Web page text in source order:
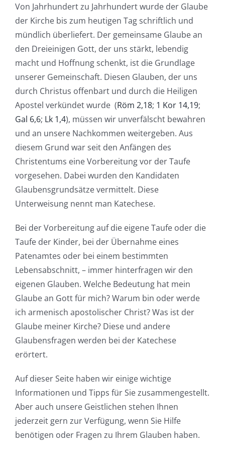
Von Jahrhundert zu Jahrhundert wurde der Glaube
der Kirche bis zum heutigen Tag schriftlich und
mündlich überliefert. Der gemeinsame Glaube an
den Dreieinigen Gott, der uns stärkt, lebendig
macht und Hoffnung schenkt, ist die Grundlage
unserer Gemeinschaft. Diesen Glauben, der uns
durch Christus offenbart und durch die Heiligen
Apostel verkündet wurde (Röm 2,18; 1 Kor 14,19;
Gal 6,6; Lk 1,4), müssen wir unverfälscht bewahren
und an unsere Nachkommen weitergeben. Aus
diesem Grund war seit den Anfängen des
Christentums eine Vorbereitung vor der Taufe
vorgesehen. Dabei wurden den Kandidaten
Glaubensgrundsätze vermittelt. Diese
Unterweisung nennt man Katechese.
Bei der Vorbereitung auf die eigene Taufe oder die
Taufe der Kinder, bei der Übernahme eines
Patenamtes oder bei einem bestimmten
Lebensabschnitt, – immer hinterfragen wir den
eigenen Glauben. Welche Bedeutung hat mein
Glaube an Gott für mich? Warum bin oder werde
ich armenisch apostolischer Christ? Was ist der
Glaube meiner Kirche? Diese und andere
Glaubensfragen werden bei der Katechese
erörtert.
Auf dieser Seite haben wir einige wichtige
Informationen und Tipps für Sie zusammengestellt.
Aber auch unsere Geistlichen stehen Ihnen
jederzeit gern zur Verfügung, wenn Sie Hilfe
benötigen oder Fragen zu Ihrem Glauben haben.